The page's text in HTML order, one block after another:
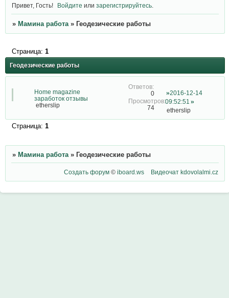
Привет, Гость! Войдите илизарегистрируйтесь
» Мамина работа » Геодезические работы
Геодезические работы
Страница: 1
Home magazine
заработок отзывы
etherslip
0
74
2016-12-14
09:52:51
etherslip
Страница: 1
» Мамина работа » Геодезические работы
Создать форум ©iboard.ws Видеочат kdovolalmi.cz